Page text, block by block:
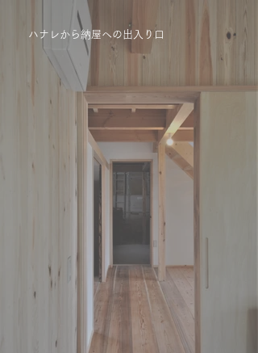
ハナレから納屋への出入り口